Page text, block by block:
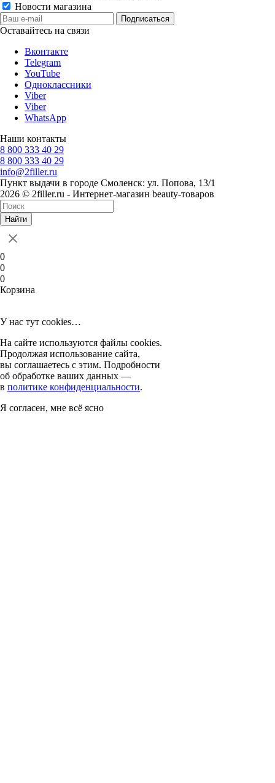
Новости магазина
Оставайтесь на связи
Вконтакте
Telegram
YouTube
Одноклассники
Viber
Viber
WhatsApp
Наши контакты
8 800 333 40 29
8 800 333 40 29
info@2filler.ru
Пункт выдачи в городе Смоленск: ул. Попова, 13/1
2026 © 2filler.ru - Интернет-магазин beauty-товаров
Найти
0
0
0
Корзина
У нас тут cookies…
На сайте используются файлы cookies.
Продолжая использование сайта,
вы соглашаетесь с этим. Подробности
об обработке ваших данных —
в политике конфиденциальности.
Я согласен, мне всё ясно